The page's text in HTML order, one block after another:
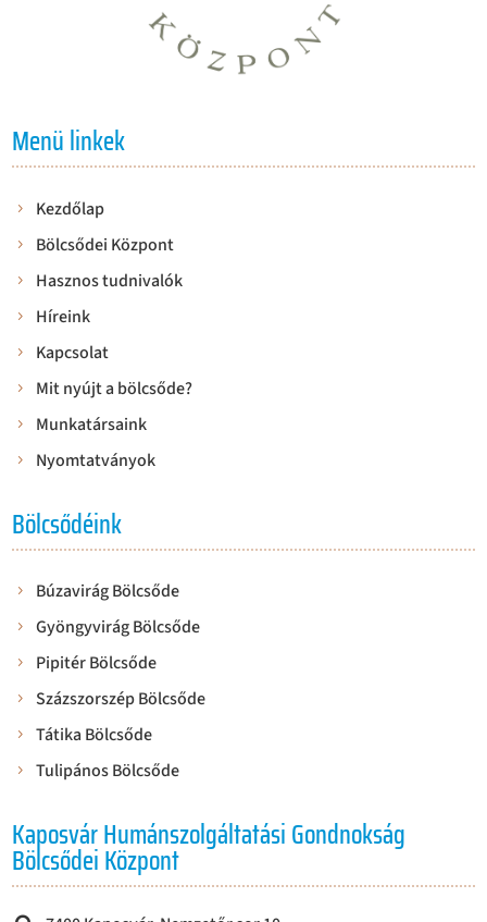
Menü linkek
Kezdőlap
Bölcsődei Központ
Hasznos tudnivalók
Híreink
Kapcsolat
Mit nyújt a bölcsőde?
Munkatársaink
Nyomtatványok
Bölcsődéink
Búzavirág Bölcsőde
Gyöngyvirág Bölcsőde
Pipitér Bölcsőde
Százszorszép Bölcsőde
Tátika Bölcsőde
Tulipános Bölcsőde
Kaposvár Humánszolgáltatási Gondnokság
Bölcsődei Központ